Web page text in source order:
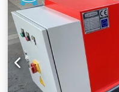
kao NOVO Posebna
beading i prirubnica
Robustan beading
Hidrauličko podešavanje
Donja osovina sa
ekonomičnu proizvodnju
Visoka preciznost zbog